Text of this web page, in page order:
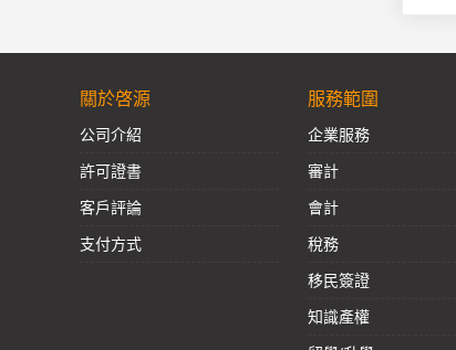
關於啓源
公司介紹
許可證書
客戶評論
支付方式
服務範圍
企業服務
審計
會計
稅務
移民簽證
知識產權